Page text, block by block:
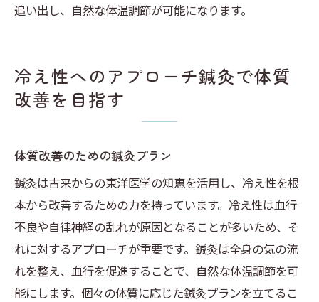
追い出し、自然な体温調節が可能になります。
冷え性へのアプローチ鍼灸で体質
改善を目指す
体質改善のための鍼灸プラン
鍼灸は古来からの東洋医学の知恵を活用し、冷え性を根
本から改善するための力を持っています。冷え性は血行
不良や自律神経の乱れが原因となることが多いため、そ
れに対するアプローチが重要です。鍼灸は全身の気の流
れを整え、血行を促進することで、自然な体温調節を可
能にします。個々の体質に応じた鍼灸プランを立てるこ